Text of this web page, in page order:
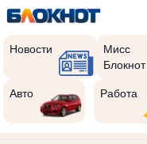
Новости
Мисс
Блокнот
Авто Работа